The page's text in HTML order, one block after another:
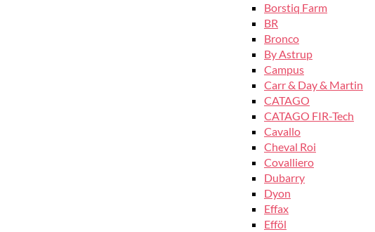
Borstiq Farm
BR
Bronco
By Astrup
Campus
Carr & Day & Martin
CATAGO
CATAGO FIR-Tech
Cavallo
Cheval Roi
Covalliero
Dubarry
Dyon
Effax
Efföl